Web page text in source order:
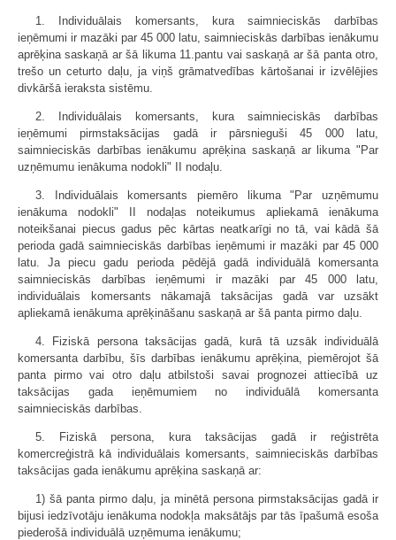
1. Individuālais komersants, kura saimnieciskās darbības
ieņēmumi ir mazāki par 45 000 latu, saimnieciskās darbības ienākumu
aprēķina saskaņā ar šā likuma 11.pantu vai saskaņā ar šā panta otro,
trešo un ceturto daļu, ja viņš grāmatvedības kārtošanai ir izvēlējies
divkāršā ieraksta sistēmu.
2. Individuālais komersants, kura saimnieciskās darbības
ieņēmumi pirmstaksācijas gadā ir pārsnieguši 45 000 latu,
saimnieciskās darbības ienākumu aprēķina saskaņā ar likuma "Par
uzņēmumu ienākuma nodokli" II nodaļu.
3. Individuālais komersants piemēro likuma "Par uzņēmumu
ienākuma nodokli" II nodaļas noteikumus apliekamā ienākuma
noteikšanai piecus gadus pēc kārtas neatkarīgi no tā, vai kādā šā
perioda gadā saimnieciskās darbības ieņēmumi ir mazāki par 45 000
latu. Ja piecu gadu perioda pēdējā gadā individuālā komersanta
saimnieciskās darbības ieņēmumi ir mazāki par 45 000 latu,
individuālais komersants nākamajā taksācijas gadā var uzsākt
apliekamā ienākuma aprēķināšanu saskaņā ar šā panta pirmo daļu.
4. Fiziskā persona taksācijas gadā, kurā tā uzsāk individuālā
komersanta darbību, šīs darbības ienākumu aprēķina, piemērojot šā
panta pirmo vai otro daļu atbilstoši savai prognozei attiecībā uz
taksācijas gada ieņēmumiem no individuālā komersanta
saimnieciskās darbības.
5. Fiziskā persona, kura taksācijas gadā ir reģistrēta
komercreģistrā kā individuālais komersants, saimnieciskās darbības
taksācijas gada ienākumu aprēķina saskaņā ar:
1) šā panta pirmo daļu, ja minētā persona pirmstaksācijas gadā ir
bijusi iedzīvotāju ienākuma nodokļa maksātājs par tās īpašumā esoša
piederošā individuālā uzņēmuma ienākumu;